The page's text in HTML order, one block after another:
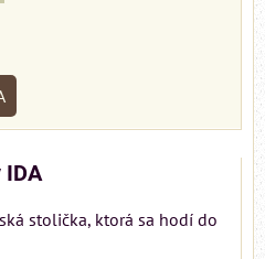
stolička, ktorá sa hodí do